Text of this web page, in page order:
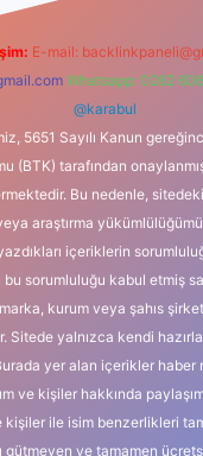
E-mail:
Whatsapp: 0262
@karabul
5651 Sayılı Kanun
(BTK) tarafından
Bu nedenle,
araştırma
içeriklerin
sorumluluğu kabul etmiş
kurum veya şahıs
Sitede yalnızca kendi
yer alan içerikler haber
ve kişiler hakkında
kişiler ile isim benzerlikleri
gütmeyen ve tamamen